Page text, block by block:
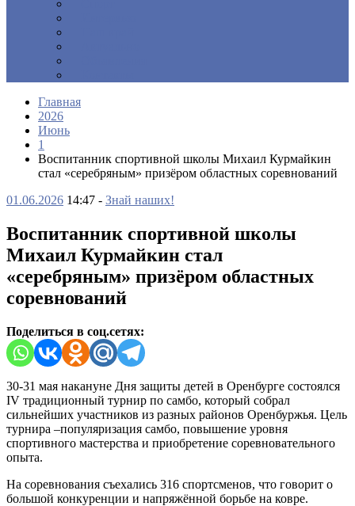
Главная
2026
Июнь
1
Воспитанник спортивной школы Михаил Курмайкин
стал «серебряным» призёром областных соревнований
01.06.2026 14:47 - Знай наших!
Воспитанник спортивной школы
Михаил Курмайкин стал
«серебряным» призёром областных
соревнований
Поделиться в соц.сетях:
30-31 мая накануне Дня защиты детей в Оренбурге состоялся
IV традиционный турнир по самбо, который собрал
сильнейших участников из разных районов Оренбуржья. Цель
турнира –популяризация самбо, повышение уровня
спортивного мастерства и приобретение соревновательного
опыта.
На соревнования съехались 316 спортсменов, что говорит о
большой конкуренции и напряжённой борьбе на ковре.